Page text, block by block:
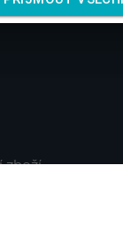
zboží